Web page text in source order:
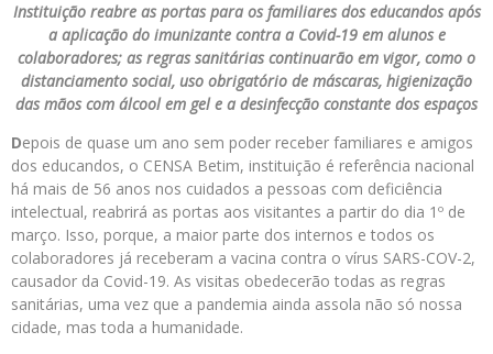
Instituição reabre as portas para os familiares dos educandos após
a aplicação do imunizante contra a Covid-19 em alunos e
colaboradores; as regras sanitárias continuarão em vigor, como o
distanciamento social, uso obrigatório de máscaras, higienização
das mãos com álcool em gel e a desinfecção constante dos espaços
Depois de quase um ano sem poder receber familiares e amigos
dos educandos, o CENSA Betim, instituição é referência nacional
há mais de 56 anos nos cuidados a pessoas com deficiência
intelectual, reabrirá as portas aos visitantes a partir do dia 1º de
março. Isso, porque, a maior parte dos internos e todos os
colaboradores já receberam a vacina contra o vírus SARS-COV-2,
causador da Covid-19. As visitas obedecerão todas as regras
sanitárias, uma vez que a pandemia ainda assola não só nossa
cidade, mas toda a humanidade.